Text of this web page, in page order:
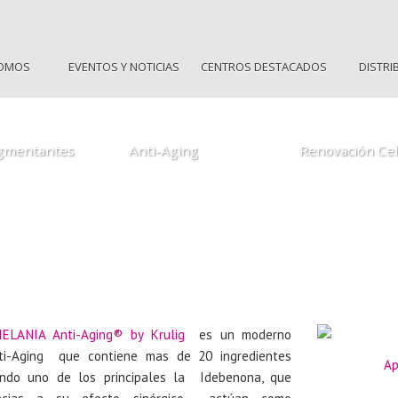
EVENTOS Y NOTICIAS CENTROS DESTACADOS
by Krulig Anti-Aging Renovación
Renovación
Anti-Aging® by Krulig
es un moderno
Aging que contiene mas de 20 ingredientes
uno de los principales la Idebenona, que